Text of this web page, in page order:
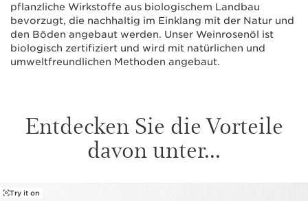
pflanzliche Wirkstoffe aus biologischem Landbau
bevorzugt, die nachhaltig im Einklang mit der Natur und
den Böden angebaut werden. Unser Weinrosenöl ist
biologisch zertifiziert und wird mit natürlichen und
umweltfreundlichen Methoden angebaut.
Entdecken Sie die Vorteile
davon unter...
Try it on